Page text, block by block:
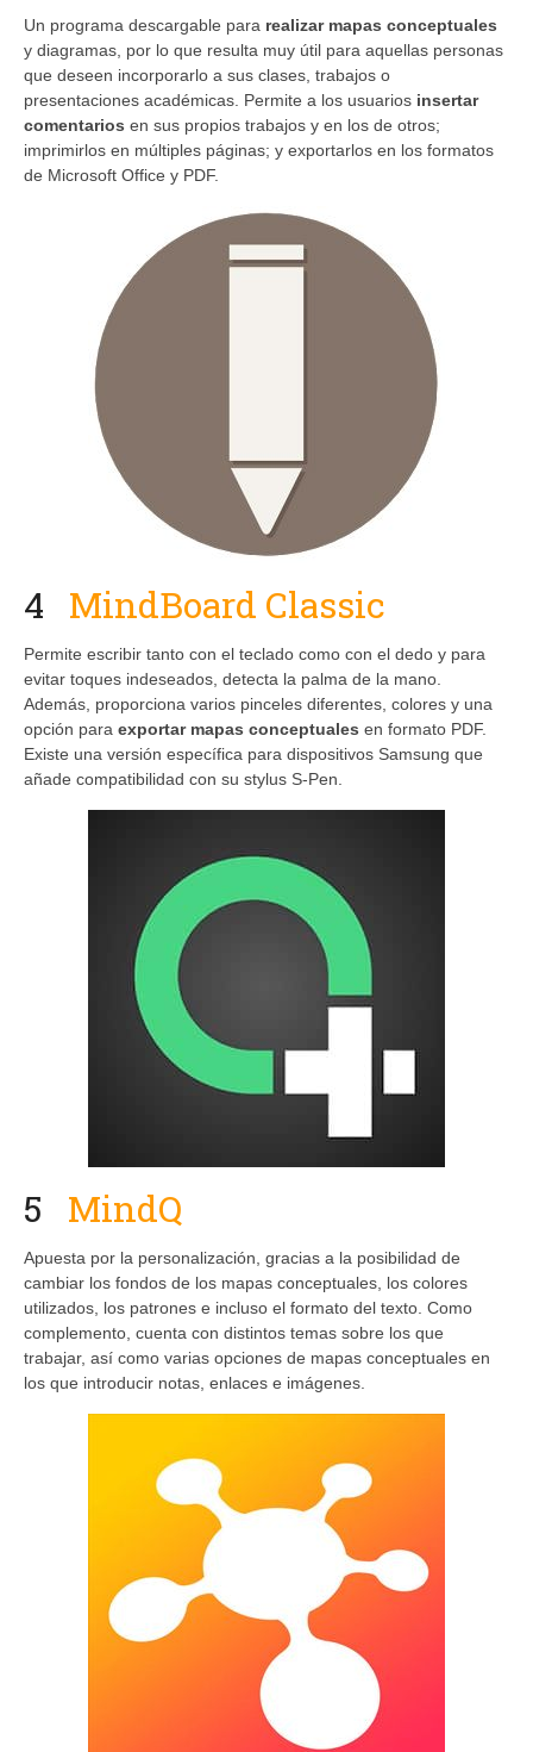
Un programa descargable para realizar mapas conceptuales
y diagramas, por lo que resulta muy útil para aquellas personas
que deseen incorporarlo a sus clases, trabajos o
presentaciones académicas. Permite a los usuarios insertar
comentarios en sus propios trabajos y en los de otros;
imprimirlos en múltiples páginas; y exportarlos en los formatos
de Microsoft Office y PDF.
4 MindBoard Classic
Permite escribir tanto con el teclado como con el dedo y para
evitar toques indeseados, detecta la palma de la mano.
Además, proporciona varios pinceles diferentes, colores y una
opción para exportar mapas conceptuales en formato PDF.
Existe una versión específica para dispositivos Samsung que
añade compatibilidad con su stylus S-Pen.
5 MindQ
Apuesta por la personalización, gracias a la posibilidad de
cambiar los fondos de los mapas conceptuales, los colores
utilizados, los patrones e incluso el formato del texto. Como
complemento, cuenta con distintos temas sobre los que
trabajar, así como varias opciones de mapas conceptuales en
los que introducir notas, enlaces e imágenes.